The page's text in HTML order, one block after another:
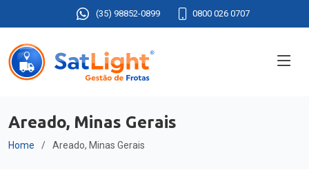
(35) 98852-0899 0800 026 0707
Areado, Minas Gerais
Home Areado, Minas Gerais